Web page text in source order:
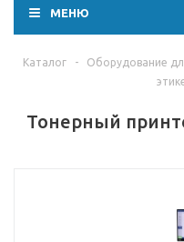
МЕНЮ
Каталог - Оборудование
Тонерный